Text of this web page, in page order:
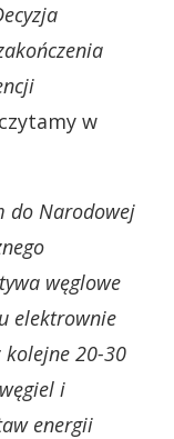
czytamy w
do Narodowej
węglowe
elektrownie
kolejne 20-30
i
energii